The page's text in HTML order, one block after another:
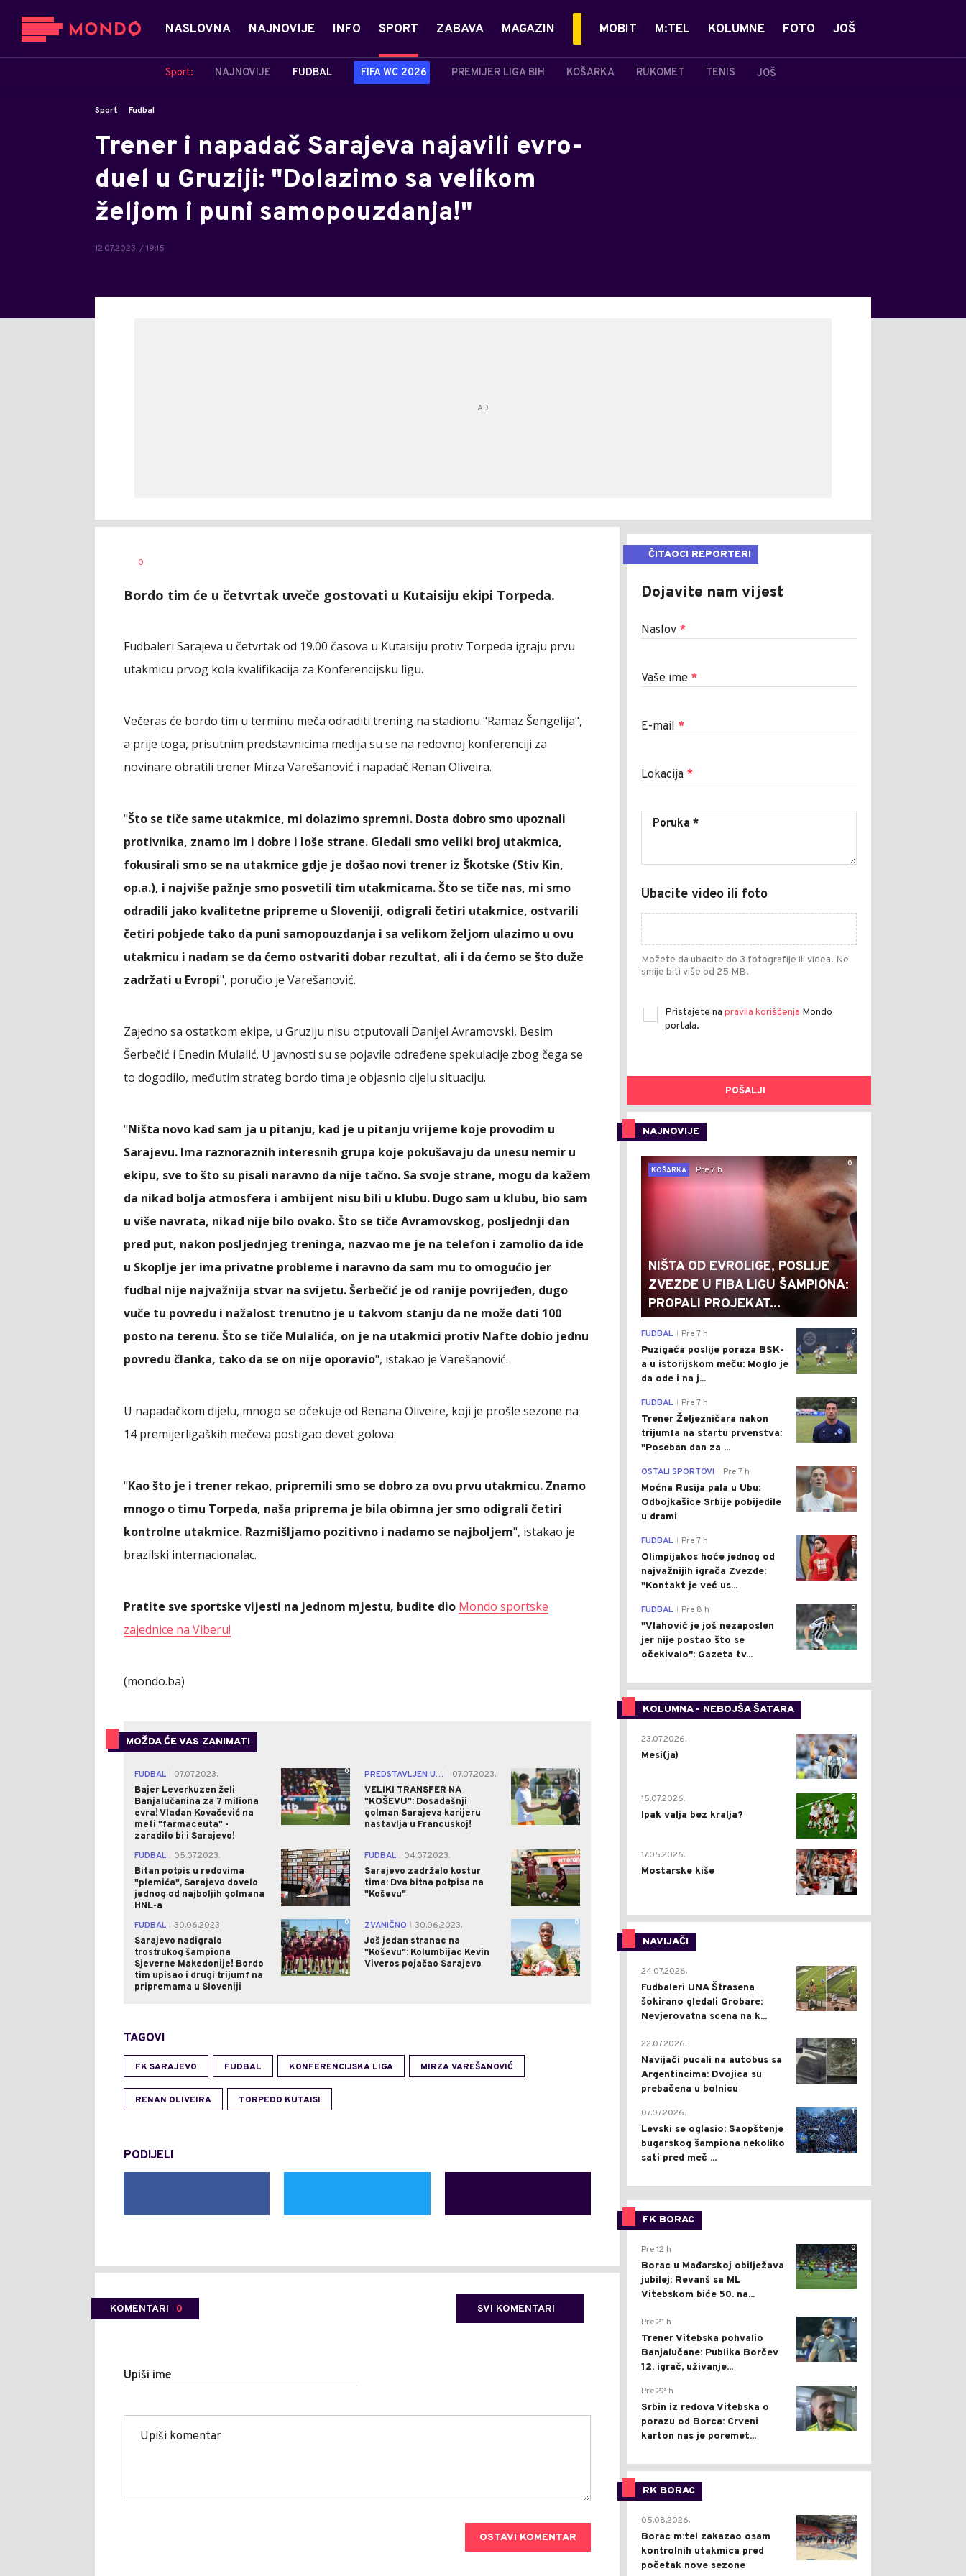
NASLOVNA NAJNOVIJE INFO SPORT
Sport: NAJNOVIJE FUDBAL FIFA WC 2026 PREMIJER LIGA BIH KOŠARKA RUKOMET TENIS JOŠ
ZABAVA MAGAZIN MOBIT M:TEL KOLUMNE FOTO JOŠ
Sport Fudbal
Trener i napadač Sarajeva najavili evro-
duel u Gruziji: "Dolazimo sa velikom
željom i puni samopouzdanja!"
12.07.2023. / 19:15
AUTOR
0
Bordo tim će u četvrtak uveče gostovati u Kutaisiju ekipi Torpeda.
Fudbaleri Sarajeva u četvrtak od 19.00 časova u Kutaisiju protiv Torpeda igraju prvu
utakmicu prvog kola kvalifikacija za Konferencijsku ligu.
Večeras će bordo tim u terminu meča odraditi trening na stadionu "Ramaz Šengelija",
a prije toga, prisutnim predstavnicima medija su se na redovnoj konferenciji za
novinare obratili trener Mirza Varešanović i napadač Renan Oliveira.
"Što se tiče same utakmice, mi dolazimo spremni. Dosta dobro smo upoznali
protivnika, znamo im i dobre i loše strane. Gledali smo veliki broj utakmica,
fokusirali smo se na utakmice gdje je došao novi trener iz Škotske (Stiv Kin,
op.a.), i najviše pažnje smo posvetili tim utakmicama. Što se tiče nas, mi smo
odradili jako kvalitetne pripreme u Sloveniji, odigrali četiri utakmice, ostvarili
četiri pobjede tako da puni samopouzdanja i sa velikom željom ulazimo u ovu
utakmicu i nadam se da ćemo ostvariti dobar rezultat, ali i da ćemo se što duže
zadržati u Evropi", poručio je Varešanović.
Zajedno sa ostatkom ekipe, u Gruziju nisu otputovali Danijel Avramovski, Besim
Šerbečić i Enedin Mulalić. U javnosti su se pojavile određene spekulacije zbog čega se
to dogodilo, međutim strateg bordo tima je objasnio cijelu situaciju.
"Ništa novo kad sam ja u pitanju, kad je u pitanju vrijeme koje provodim u
Sarajevu. Ima raznoraznih interesnih grupa koje pokušavaju da unesu nemir u
ekipu, sve to što su pisali naravno da nije tačno. Sa svoje strane, mogu da kažem
da nikad bolja atmosfera i ambijent nisu bili u klubu. Dugo sam u klubu, bio sam
u više navrata, nikad nije bilo ovako. Što se tiče Avramovskog, posljednji dan
pred put, nakon posljednjeg treninga, nazvao me je na telefon i zamolio da ide
u Skoplje jer ima privatne probleme i naravno da sam mu to omogućio jer
fudbal nije najvažnija stvar na svijetu. Šerbečić je od ranije povrijeđen, dugo
vuče tu povredu i nažalost trenutno je u takvom stanju da ne može dati 100
posto na terenu. Što se tiče Mulalića, on je na utakmici protiv Nafte dobio jednu
povredu članka, tako da se on nije oporavio", istakao je Varešanović.
U napadačkom dijelu, mnogo se očekuje od Renana Oliveire, koji je prošle sezone na
14 premijerligaških mečeva postigao devet golova.
"Kao što je i trener rekao, pripremili smo se dobro za ovu prvu utakmicu. Znamo
mnogo o timu Torpeda, naša priprema je bila obimna jer smo odigrali četiri
kontrolne utakmice. Razmišljamo pozitivno i nadamo se najboljem", istakao je
brazilski internacionalac.
Pratite sve sportske vijesti na jednom mjestu, budite dio Mondo sportske
zajednice na Viberu!
(mondo.ba)
MOŽDA ĆE VAS ZANIMATI
FUDBAL
07.07.2023.
Bajer Leverkuzen želi
Banjalučanina za 7 miliona
evra! Vladan Kovačević na
meti "farmaceuta" -
zaradilo bi i Sarajevo!
0 PREDSTAVLJEN U NOVOM KLUBU
07.07.2023.
VELIKI TRANSFER NA
"KOŠEVU": Dosadašnji
golman Sarajeva karijeru
nastavlja u Francuskoj!
0
FUDBAL
05.07.2023.
Bitan potpis u redovima
"plemića", Sarajevo dovelo
jednog od najboljih golmana
HNL-a
0 FUDBAL
04.07.2023.
Sarajevo zadržalo kostur
tima: Dva bitna potpisa na
"Koševu"
0
FUDBAL
30.06.2023.
Sarajevo nadigralo
trostrukog šampiona
Sjeverne Makedonije! Bordo
tim upisao i drugi trijumf na
pripremama u Sloveniji
0 ZVANIČNO
30.06.2023.
Još jedan stranac na
"Koševu": Kolumbijac Kevin
Viveros pojačao Sarajevo
0
TAGOVI
FK SARAJEVO FUDBAL KONFERENCIJSKA LIGA MIRZA VAREŠANOVIĆ
RENAN OLIVEIRA TORPEDO KUTAISI
PODIJELI
KOMENTARI 0 SVI KOMENTARI
Upiši ime
OSTAVI KOMENTAR
ČITAOCI REPORTERI
Dojavite nam vijest
Naslov *
Vaše ime *
E-mail *
Lokacija *
Ubacite video ili foto
Možete da ubacite do 3 fotografije ili videa. Ne
smije biti više od 25 MB.
Pristajete na pravila korišćenja Mondo
portala.
POŠALJI
NAJNOVIJE
0
KOŠARKA
Pre 7 h
NIŠTA OD EVROLIGE, POSLIJE
ZVEZDE U FIBA LIGU ŠAMPIONA:
PROPALI PROJEKAT...
0
FUDBAL Pre 7 h
Puzigaća poslije poraza BSK-
a u istorijskom meču: Moglo je
da ode i na j...
0
FUDBAL Pre 7 h
Trener Željezničara nakon
trijumfa na startu prvenstva:
"Poseban dan za ...
0
OSTALI SPORTOVI Pre 7 h
Moćna Rusija pala u Ubu:
Odbojkašice Srbije pobijedile
u drami
0
FUDBAL Pre 7 h
Olimpijakos hoće jednog od
najvažnijih igrača Zvezde:
"Kontakt je već us...
0
FUDBAL Pre 8 h
"Vlahović je još nezaposlen
jer nije postao što se
očekivalo": Gazeta tv...
KOLUMNA - NEBOJŠA ŠATARA
0
23.07.2026.
Mesi(ja)
2
15.07.2026.
Ipak valja bez kralja?
0
17.05.2026.
Mostarske kiše
NAVIJAČI
0
24.07.2026.
Fudbaleri UNA Štrasena
šokirano gledali Grobare:
Nevjerovatna scena na k...
0
22.07.2026.
Navijači pucali na autobus sa
Argentincima: Dvojica su
prebačena u bolnicu
1
07.07.2026.
Levski se oglasio: Saopštenje
bugarskog šampiona nekoliko
sati pred meč ...
FK BORAC
0
Pre 12 h
Borac u Mađarskoj obilježava
jubilej: Revanš sa ML
Vitebskom biće 50. na...
0
Pre 21 h
Trener Vitebska pohvalio
Banjalučane: Publika Borčev
12. igrač, uživanje...
0
Pre 22 h
Srbin iz redova Vitebska o
porazu od Borca: Crveni
karton nas je poremet...
RK BORAC
0
05.08.2026.
Borac m:tel zakazao osam
kontrolnih utakmica pred
početak nove sezone